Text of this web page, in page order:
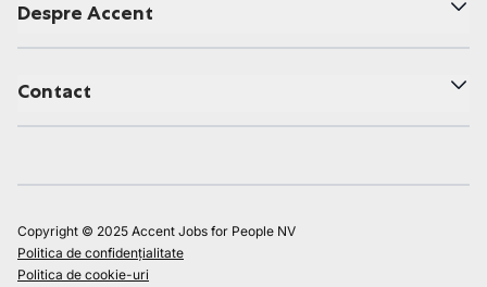
Despre Accent
Contact
Copyright © 2025 Accent Jobs for People NV
Politica de confidențialitate
Politica de cookie-uri